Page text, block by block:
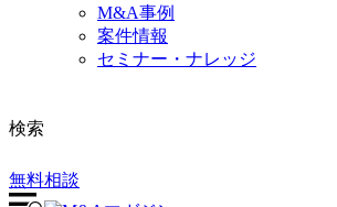
M&A事例
案件情報
セミナー・ナレッジ
検索
無料相談